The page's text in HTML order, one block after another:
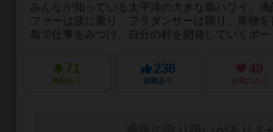
みんなが知っている太平洋の大きな島ハワイ、
ファーは波に乗り、フラダンサーは踊り、果物
島で仕事をみつけ、自分の村を開発していくボー
71
興味あり
236
経験あり
49
お気に入り